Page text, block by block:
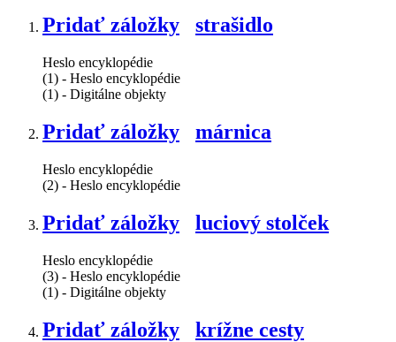
Pridať záložky strašidlo
Heslo encyklopédie
(1) - Heslo encyklopédie
(1) - Digitálne objekty
Pridať záložky márnica
Heslo encyklopédie
(2) - Heslo encyklopédie
Pridať záložky luciový stolček
Heslo encyklopédie
(3) - Heslo encyklopédie
(1) - Digitálne objekty
Pridať záložky krížne cesty